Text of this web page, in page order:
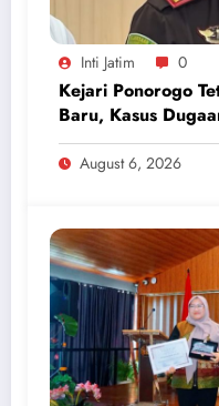
Inti Jatim 0
Kejari Ponorogo
Baru, Kasus
Perumahan
August 6, 2026